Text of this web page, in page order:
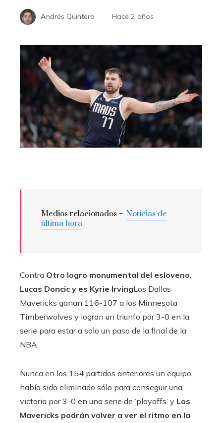
Andrés Quintero Hace 2 años
Medios relacionados – Noticias de
última hora
Contra Otro logro monumental del esloveno.
Lucas Doncic y es Kyrie IrvingLos Dallas
Mavericks ganan 116-107 a los Minnesota
Timberwolves y logran un triunfo por 3-0 en la
serie para estar a solo un paso de la final de la
NBA.
Nunca en los 154 partidos anteriores un equipo
había sido eliminado sólo para conseguir una
victoria por 3-0 en una serie de ‘playoffs’ y Los
Mavericks podrán volver a ver el ritmo en la